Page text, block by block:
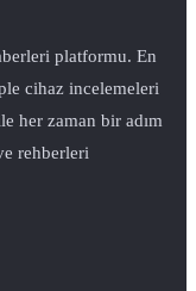
platformu. En
cihaz incelemeleri
her zaman bir adım
rehberleri